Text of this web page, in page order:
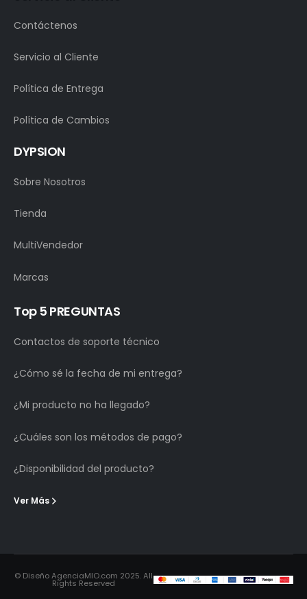
Contáctenos
Servicio al Cliente
Política de Entrega
Política de Cambios
DYPSION
Sobre Nosotros
Tienda
MultiVendedor
Marcas
Top 5 PREGUNTAS
Contactos de soporte técnico
¿Cómo sé la fecha de mi entrega?
¿Mi producto no ha llegado?
¿Cuáles son los métodos de pago?
¿Disponibilidad del producto?
Ver Más
© Diseño AgenciaMIO.com 2025. All
Rights Reserved